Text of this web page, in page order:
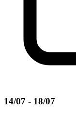
14/07 - 18/07